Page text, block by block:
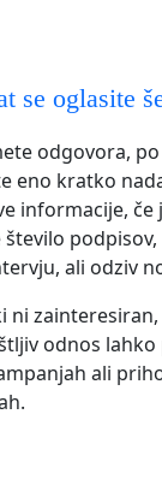
se oglasite
odgovora,
eno kratko
informacije, če
ali odziv
ni
odnos
ali